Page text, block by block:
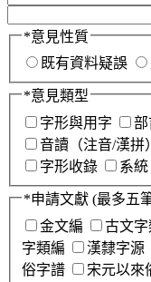
*意見性質
既有資料疑誤
*意見類型
字形與用字
部
音讀（注音/漢拼）
字形收錄
系統
*申請文獻 (最多五
金文編
古文字
字類編
漢隸字源
俗字譜
宋元以來